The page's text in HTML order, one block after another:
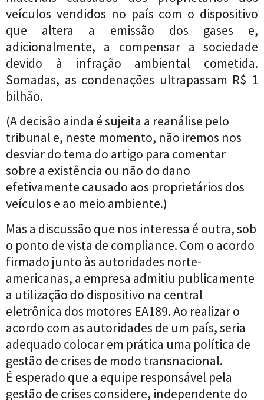
veículos vendidos no país com o dispositivo
que altera a emissão dos gases e,
adicionalmente, a compensar a sociedade
devido à infração ambiental cometida.
Somadas, as condenações ultrapassam R$ 1
bilhão.
(A decisão ainda é sujeita a reanálise pelo
tribunal e, neste momento, não iremos nos
desviar do tema do artigo para comentar
sobre a existência ou não do dano
efetivamente causado aos proprietários dos
veículos e ao meio ambiente.)
Mas a discussão que nos interessa é outra, sob
o ponto de vista de compliance. Com o acordo
firmado junto às autoridades norte-
americanas, a empresa admitiu publicamente
a utilização do dispositivo na central
eletrônica dos motores EA189. Ao realizar o
acordo com as autoridades de um país, seria
adequado colocar em prática uma política de
gestão de crises de modo transnacional.
É esperado que a equipe responsável pela
gestão de crises considere, independente do